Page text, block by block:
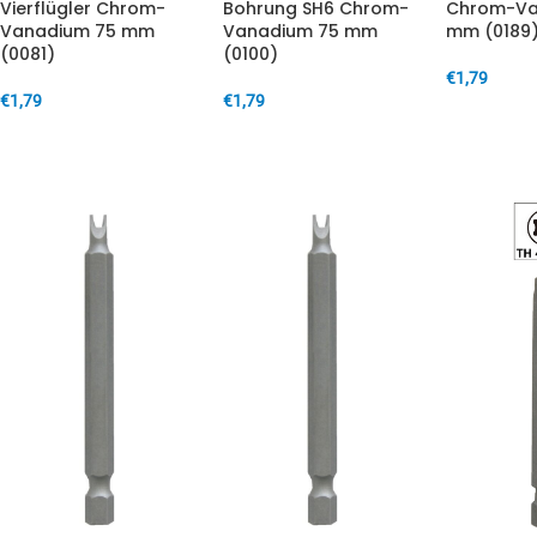
Vierflügler Chrom-
Vanadium 75 mm
(0081)
€1,79
Bohrung SH6 Chrom-
Vanadium 75 mm
(0100)
€1,79
Chrom-
mm
€1,79